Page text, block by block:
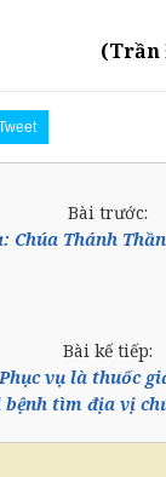
(Trần
Bài trước:
Chúa Thánh
Bài kế tiếp:
vụ là thuốc
tìm địa vị